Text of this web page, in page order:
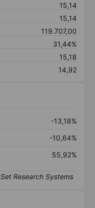
15,14
15,14
119.707,00
31,44%
15,18
14,92
-13,18%
-10,64%
55,92%